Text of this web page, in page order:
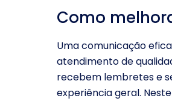
Como
Uma comunicação
atendimento de
recebem lembretes e
experiência geral.